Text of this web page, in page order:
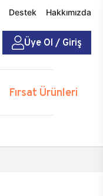
Destek Hakkımızda
Üye Ol / Giriş
Fırsat Ürünleri